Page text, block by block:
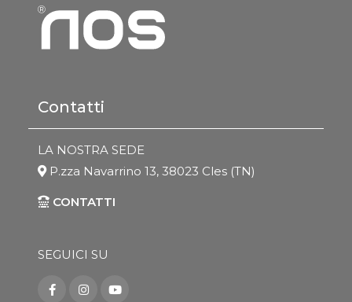
Contatti
LA NOSTRA SEDE
P.zza Navarrino 13, 38023 Cles (TN)
CONTATTI
SEGUICI SU